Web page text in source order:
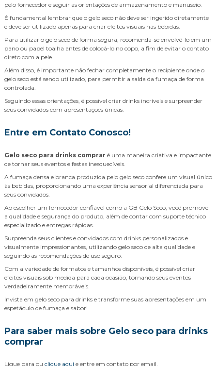
pelo fornecedor e seguir as orientações de armazenamento e manuseio.
É fundamental lembrar que o gelo seco não deve ser ingerido diretamente
e deve ser utilizado apenas para criar efeitos visuais nas bebidas.
Para utilizar o gelo seco de forma segura, recomenda-se envolvê-lo em um
pano ou papel toalha antes de colocá-lo no copo, a fim de evitar o contato
direto com a pele.
Além disso, é importante não fechar completamente o recipiente onde o
gelo seco está sendo utilizado, para permitir a saída da fumaça de forma
controlada.
Seguindo essas orientações, é possível criar drinks incríveis e surpreender
seus convidados com apresentações únicas.
Entre em Contato Conosco!
Gelo seco para drinks comprar é uma maneira criativa e impactante
de tornar seus eventos e festas inesquecíveis.
A fumaça densa e branca produzida pelo gelo seco confere um visual único
às bebidas, proporcionando uma experiência sensorial diferenciada para
seus convidados.
Ao escolher um fornecedor confiável como a GB Gelo Seco, você promove
a qualidade e segurança do produto, além de contar com suporte técnico
especializado e entregas rápidas.
Surpreenda seus clientes e convidados com drinks personalizados e
visualmente impressionantes, utilizando gelo seco de alta qualidade e
seguindo as recomendações de uso seguro.
Com a variedade de formatos e tamanhos disponíveis, é possível criar
efeitos visuais sob medida para cada ocasião, tornando seus eventos
verdadeiramente memoráveis.
Invista em gelo seco para drinks e transforme suas apresentações em um
espetáculo de fumaça e sabor!
Para saber mais sobre Gelo seco para drinks
comprar
Ligue para ou clique aqui e entre em contato por email.